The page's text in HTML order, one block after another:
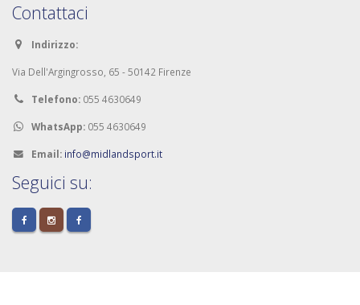
Contattaci
Indirizzo:
Via Dell'Argingrosso, 65 - 50142 Firenze
Telefono: 055 4630649
WhatsApp: 055 4630649
Email: info@midlandsport.it
Seguici su: